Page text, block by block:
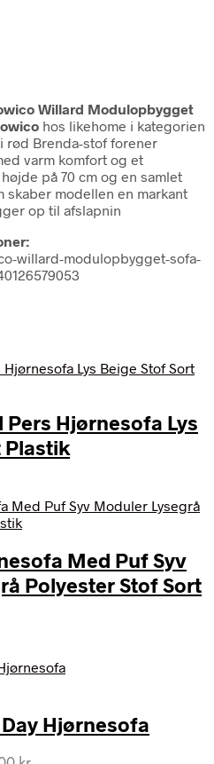
Willard Modulopbygget
hos likehome i kategorien
rød Brenda-stof forener
varm komfort og et
på 70 cm og en samlet
skaber modellen en markant
op til afslapnin
willard-modulopbygget-sofa-
Hjørnesofa Lys
Plastik
Med Puf Syv
Polyester Stof Sort
Hjørnesofa